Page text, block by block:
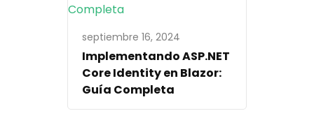
septiembre 16, 2024
Implementando ASP.NET
Core Identity en Blazor:
Guía Completa